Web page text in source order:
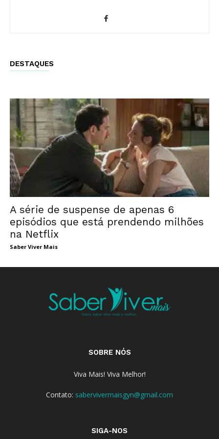
DESTAQUES
A série de suspense de apenas 6
episódios que está prendendo milhões
na Netflix
Saber Viver Mais
SOBRE NÓS
Viva Mais! Viva Melhor!
Contato: sabervivermaisgyn@gmail.com
SIGA-NOS